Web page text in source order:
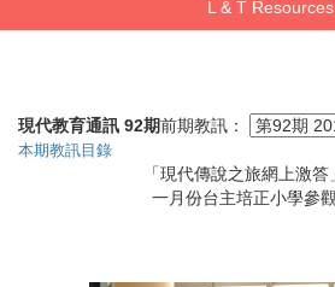
L & T Resources
現代教育通訊 92期前期教訊：
本期教訊目錄
「現代傳說之旅網上激
一月份台主培正小學參